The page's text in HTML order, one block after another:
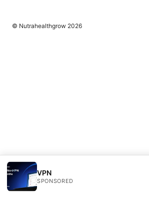
VPN
SPONSORED
© Nutrahealthgrow 2026